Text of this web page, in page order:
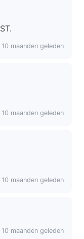
10 maanden geleden
10 maanden geleden
10 maanden geleden
10 maanden geleden